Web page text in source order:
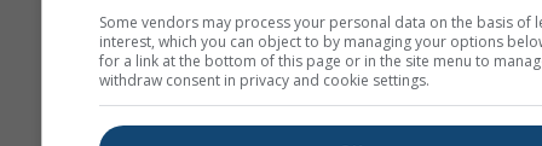
Some vendors may process your personal data on the basis of
interest, which you can object to by managing your options
for a link at the bottom of this page or in the site menu to
withdraw consent in privacy and cookie settings.